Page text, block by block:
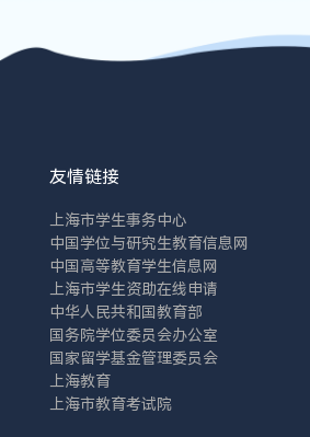
友情链接
上海市学生事务中心
中国学位与研究生教育信息网
中国高等教育学生信息网
上海市学生资助在线申请
中华人民共和国教育部
国务院学位委员会办公室
国家留学基金管理委员会
上海教育
上海市教育考试院